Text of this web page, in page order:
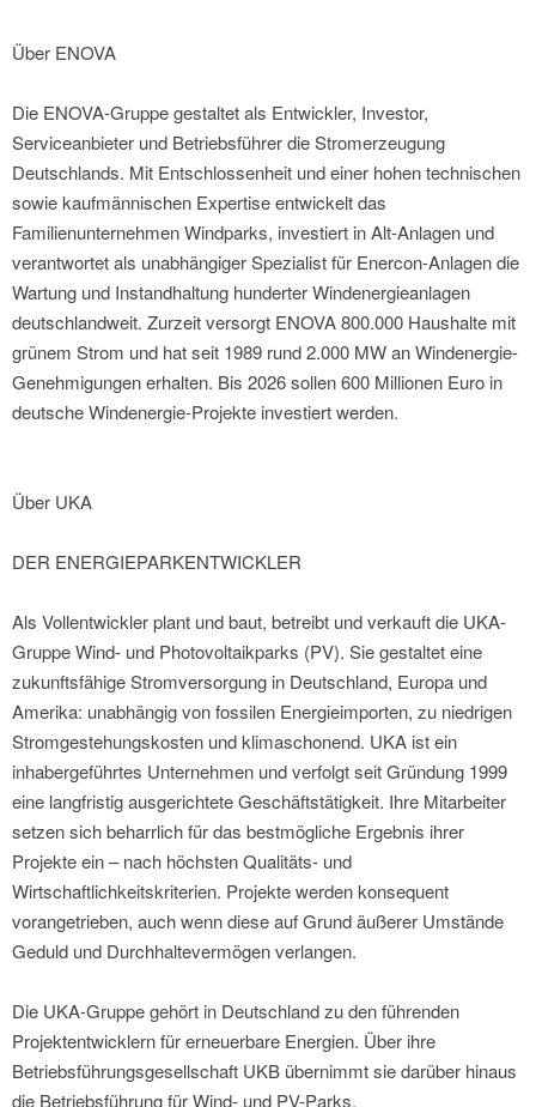
Über ENOVA
Die ENOVA-Gruppe gestaltet als Entwickler, Investor,
Serviceanbieter und Betriebsführer die Stromerzeugung
Deutschlands. Mit Entschlossenheit und einer hohen technischen
sowie kaufmännischen Expertise entwickelt das
Familienunternehmen Windparks, investiert in Alt-Anlagen und
verantwortet als unabhängiger Spezialist für Enercon-Anlagen die
Wartung und Instandhaltung hunderter Windenergieanlagen
deutschlandweit. Zurzeit versorgt ENOVA 800.000 Haushalte mit
grünem Strom und hat seit 1989 rund 2.000 MW an Windenergie-
Genehmigungen erhalten. Bis 2026 sollen 600 Millionen Euro in
deutsche Windenergie-Projekte investiert werden.
Über UKA
DER ENERGIEPARKENTWICKLER
Als Vollentwickler plant und baut, betreibt und verkauft die UKA-
Gruppe Wind- und Photovoltaikparks (PV). Sie gestaltet eine
zukunftsfähige Stromversorgung in Deutschland, Europa und
Amerika: unabhängig von fossilen Energieimporten, zu niedrigen
Stromgestehungskosten und klimaschonend. UKA ist ein
inhabergeführtes Unternehmen und verfolgt seit Gründung 1999
eine langfristig ausgerichtete Geschäftstätigkeit. Ihre Mitarbeiter
setzen sich beharrlich für das bestmögliche Ergebnis ihrer
Projekte ein – nach höchsten Qualitäts- und
Wirtschaftlichkeitskriterien. Projekte werden konsequent
vorangetrieben, auch wenn diese auf Grund äußerer Umstände
Geduld und Durchhaltevermögen verlangen.
Die UKA-Gruppe gehört in Deutschland zu den führenden
Projektentwicklern für erneuerbare Energien. Über ihre
Betriebsführungsgesellschaft UKB übernimmt sie darüber hinaus
die Betriebsführung für Wind- und PV-Parks.